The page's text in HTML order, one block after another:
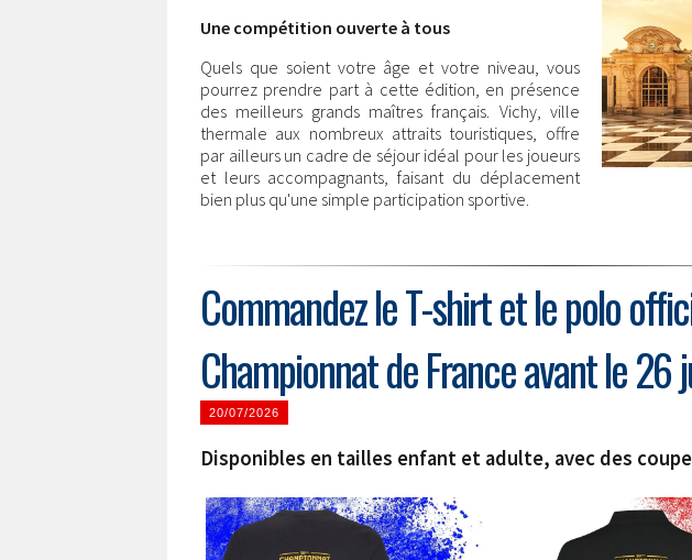
Une compétition ouverte à tous
Quels que soient votre âge et votre niveau, vous
pourrez prendre part à cette édition, en présence
des meilleurs grands maîtres français. Vichy, ville
thermale aux nombreux attraits touristiques, offre
par ailleurs un cadre de séjour idéal pour les joueurs
et leurs accompagnants, faisant du déplacement
bien plus qu'une simple participation sportive.
Commandez le T-shirt et le polo
Championnat de France avant le 26
20/07/2026
Disponibles en tailles enfant et adulte, avec des